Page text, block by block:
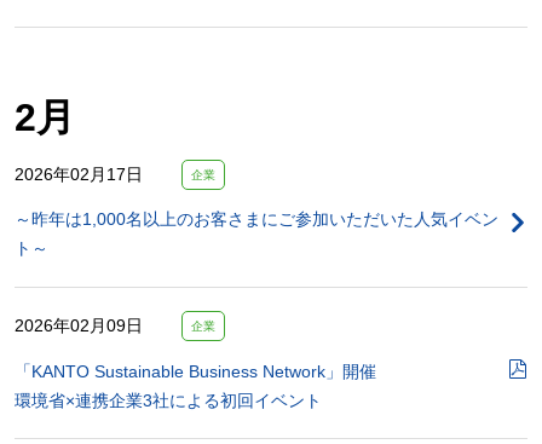
2月
2026年02月17日 企業
～昨年は1,000名以上のお客さまにご参加いただいた人気イベン
ト～
2026年02月09日 企業
「KANTO Sustainable Business Network」開催
環境省×連携企業3社による初回イベント